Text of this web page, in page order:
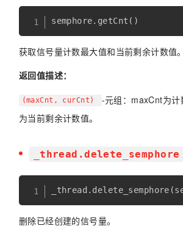
semphore. getCnt ( )
获取信号量计数最大值和当前剩余计数值。
返回值描述：
(maxCnt, curCnt)
-元组：maxCnt为
为当前剩余计数值。
_thread.delete_semphore
_thread . delete_semphore (
删除已经创建的信号量。